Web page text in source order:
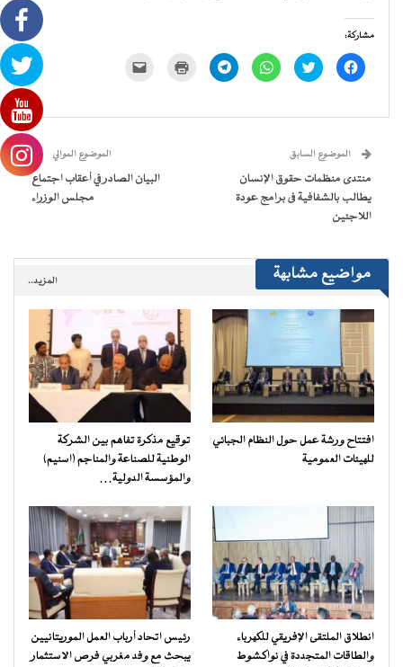
مشاركة:
انقر
للمشاركة
في
اضغط
للمشاركة
في
انقر
للمشاركة
في
انقر
للمشاركة
في
للطباعة
جديدة) الإلكتروني
نافذة
جديدة)
الموضوع السابق
منتدى منظمات حقوق الإنسان
يطالب بالشفافية فى برامج عودة
اللاجئين
الموضوع الموالي
البيان الصادر في أعقاب اجتماع
مجلس الوزراء
مواضيع مشابهة المزيد..
افتتاح ورشة عمل حول النظام الجبائي
للهيئات العمومية
توقيع مذكرة تفاهم بين الشركة
الوطنية للصناعة والمناجم (اسنيم)
والمؤسسة الدولية…
انطلاق الملتقى الإفريقي للكهرباء
والطاقات المتجددة في نواكشوط
رئيس اتحاد أرباب العمل الموريتانيين
يبحث مع وفد مغربي فرص الاستثمار